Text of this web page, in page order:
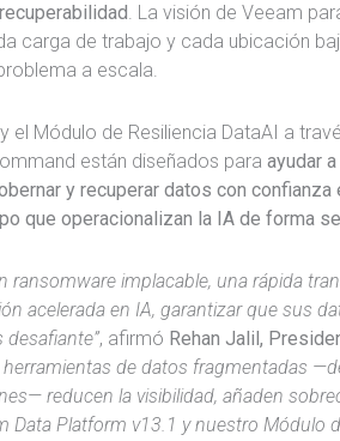
. La visión de Veeam
carga de trabajo y cada ubicación
a escala.
el Módulo de Resiliencia DataAI a
están diseñados para ayudar
y recuperar datos con confianza
que operacionalizan la IA de forma
ransomware implacable, una rápida
acelerada en IA, garantizar que sus
, afirmó Rehan Jalil,
herramientas de datos fragmentadas
reducen la visibilidad, añaden
Data Platform v13.1 y nuestro Módulo